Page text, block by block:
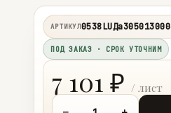
АРТИКУЛ
ПОД ЗАКАЗ · СРОК УТОЧНИМ
7 101 ₽